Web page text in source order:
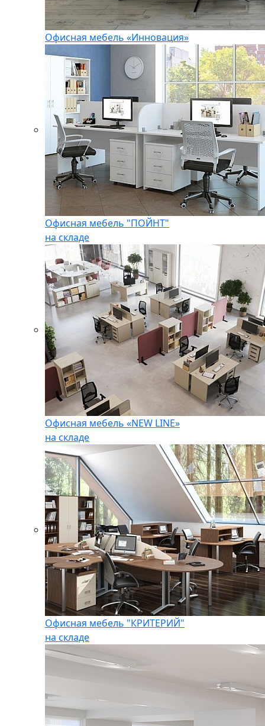
Офисная мебель «Инновация»
Офисная мебель "ПОЙНТ"
на складе
Офисная мебель «NEW LINE»
на складе
Офисная мебель "КРИТЕРИЙ"
на складе